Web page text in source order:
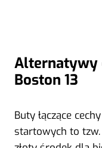
Alternatywy
Boston 13
Buty łączące
startowych to